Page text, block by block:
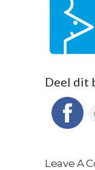
Deel dit
Leave A